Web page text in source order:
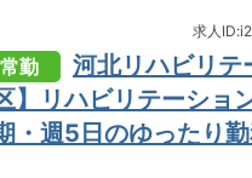
求人
常勤
河北リハビリテ
】リハビリテーショ
・週5日のゆったり